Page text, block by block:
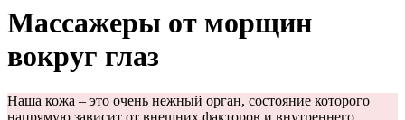
Массажеры от морщин
вокруг глаз
Наша кожа – это очень нежный орган, состояние которого
напрямую зависит от внешних факторов и внутреннего